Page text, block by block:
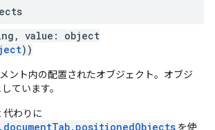
value: object
))
ント内の配置されたオブジェクト。オブジ
ています。
代わりに
を使